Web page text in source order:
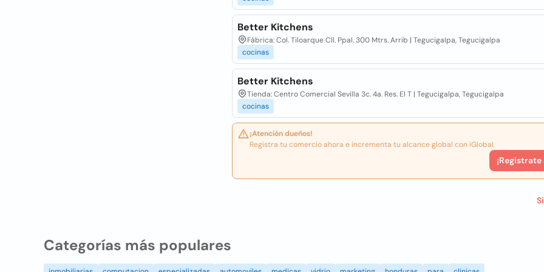
Better Kitchens
Fábrica: Col. Tiloarque Cll. Ppal. 300 Mtrs. Arrib | Tegucigalpa, Tegucigalpa
cocinas
Better Kitchens
Tienda: Centro Comercial Sevilla 3c. 4a. Res. El T | Tegucigalpa, Tegucigalpa
cocinas
¡Atención dueños!
Registra tu comercio ahora e incrementa tu alcance global con iGlobal.
¡Registrate
Categorías más populares